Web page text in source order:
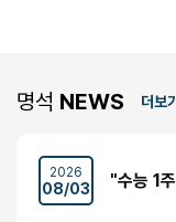
명석 NEWS 더보기
2026
08/03